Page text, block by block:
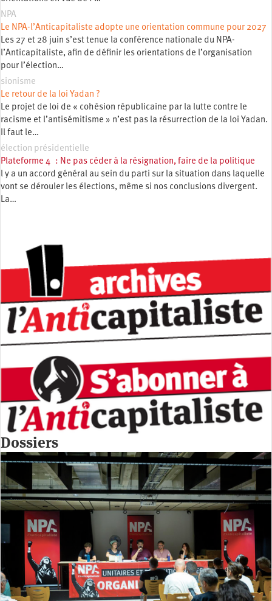
NPA
Le NPA-l’Anticapitaliste adopte une orientation commune pour 2027
Les 27 et 28 juin s’est tenue la conférence nationale du NPA-
l’Anticapitaliste, afin de définir les orientations de l’organisation
pour l’élection…
sionisme
Le retour de la loi Yadan ?
Le projet de loi de « cohésion républicaine par la lutte contre le
racisme et l’antisémitisme » n’est pas la résurrection de la loi Yadan.
Il faut le…
élection présidentielle
Plateforme 4 : Ne pas céder à la résignation, faire de la politique
l y a un accord général au sein du parti sur la situation dans laquelle
vont se dérouler les élections, même si nos conclusions divergent.
La…
Dossiers